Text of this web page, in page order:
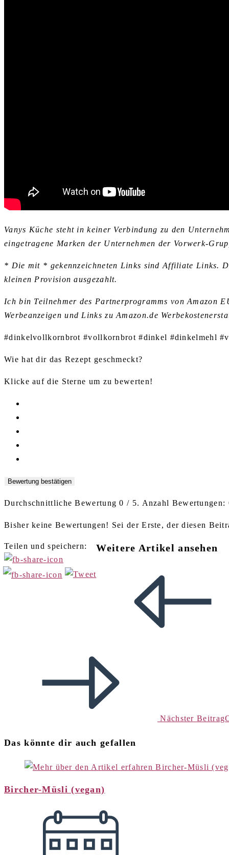
Vanys Küche steht in keiner Verbindung zu den
eingetragene Marken der Unternehmen der Vorwerk-
* Die mit * gekennzeichneten Links sind Affiliate Links.
kleinen Provision ausgezahlt.
Ich bin Teilnehmer des Partnerprogramms von Amazon
Werbeanzeigen und Links zu Amazon.de
#dinkelvollkornbrot #vollkornbrot #dinkel #dinkelmehl
Wie hat dir das Rezept geschmeckt?
Klicke auf die Sterne um zu bewerten!
Bewertung bestätigen
Durchschnittliche Bewertung0 / 5. Anzahl Bewertungen:
Bisher keine Bewertungen! Sei der Erste, der diesen
Teilen und speichern: Weitere Artikel ansehen
Nächster Beitrag
Das könnte dir auch gefallen
Bircher-Müsli (vegan)